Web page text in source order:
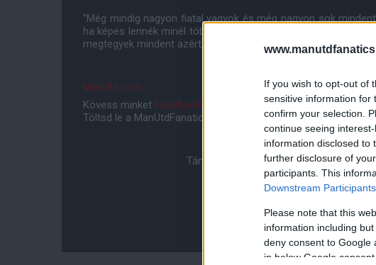
If you wish to opt-out of
sensitive information for
confirm your selection.
continue seeing
information disclosed to
further disclosure of
participants. This
Downstream Participants
Please note that this
information including
deny consent to Google
in below Google consent
"Még mindig nagyon fiatal vagyok és még nagyon sok
ha képes lennék minél több trófeát megnyerni. Mindez arról
megtegyek mindent azért, hogy elérjem a céljaimat."
ManUtd.com
Kövess minket Facebookon InstagramonésYouTube-on is!
Töltsd le a ManUtdFanatics.hu mobil applikációtAndroidraés
Támogasd adományoddal a